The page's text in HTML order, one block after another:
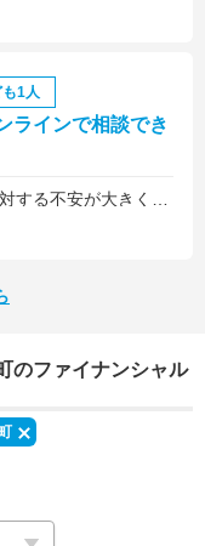
1人
ラインで相談でき
のことで悩んでいる友人にも教えました。
のファイナンシャル